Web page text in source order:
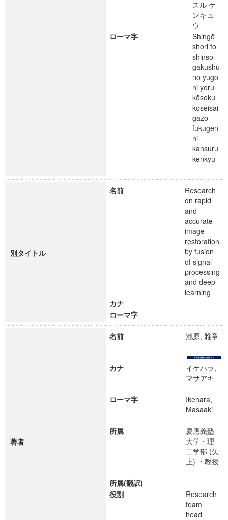
スル ケ
ンキュ
ウ
ローマ字
Shingō
shori to
shinsō
gakushū
no yūgō
ni yoru
kōsoku
kōseisai
gazō
fukugen
ni
kansuru
kenkyū
別タイトル
名前
Research
on rapid
and
accurate
image
restoration
by fusion
of signal
processing
and deep
learning
カナ
ローマ字
著者
名前 池原, 雅章
カナ
イケハラ,
マサアキ
ローマ字
Ikehara,
Masaaki
所属
慶應義塾
大学・理
工学部 (矢
上) ・教授
所属(翻訳)
役割
Research
team
head